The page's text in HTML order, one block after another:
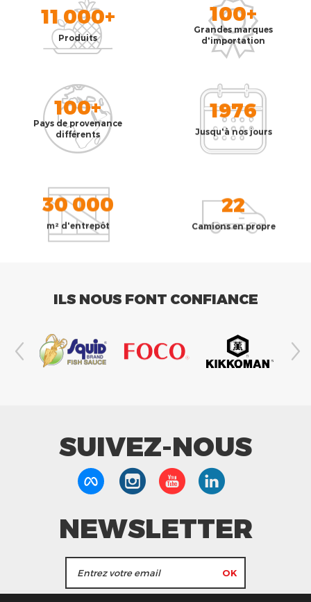
11 000+
Produits
100+
Grandes marques
d'importation
100+
Pays de provenance
différents
1976
Jusqu'à nos jours
30 000
m² d'entrepôt
22
Camions en propre
ILS NOUS FONT CONFIANCE
SUIVEZ-NOUS
NEWSLETTER